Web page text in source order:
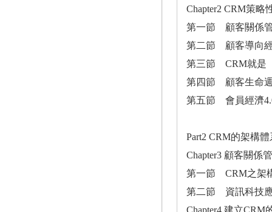
Chapter2 CRM策略
第一節 顧客關係
第二節 顧客導向
第三節 CRM就是
第四節 顧客生命
第五節 會員經濟
Part2 CRM的架構
Chapter3 顧客關係
第一節 CRM之架
第二節 資訊科技
Chapter4 建立